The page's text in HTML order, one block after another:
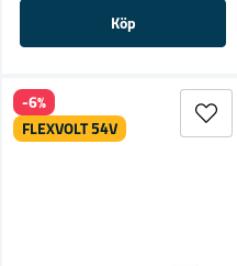
Köp
-6%
FLEXVOLT 54V